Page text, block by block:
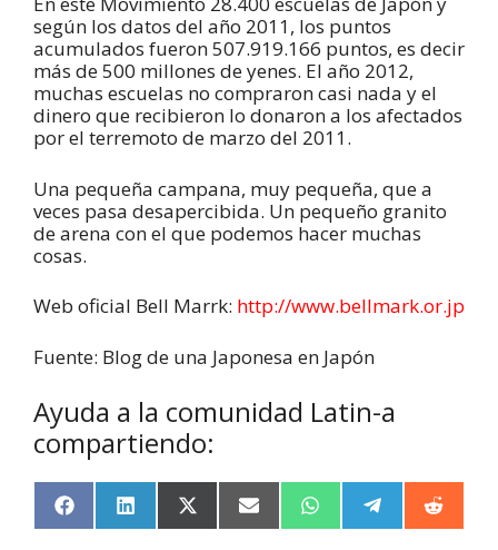
según los datos del año 2011, los puntos
acumulados fueron 507.919.166 puntos, es decir
más de 500 millones de yenes. El año 2012,
muchas escuelas no compraron casi nada y el
dinero que recibieron lo donaron a los afectados
por el terremoto de marzo del 2011.
Una pequeña campana, muy pequeña, que a
veces pasa desapercibida. Un pequeño granito
de arena con el que podemos hacer muchas
cosas.
Web oficial Bell Marrk: http://www.bellmark.or.jp
Fuente: Blog de una Japonesa en Japón
Ayuda a la comunidad Latin-a
compartiendo:
F
a
L
i
X
(
E
m
W
h e
R
e